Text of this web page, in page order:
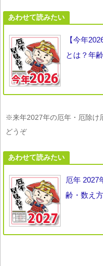
あわせて読みたい
【今年
とは？年
※来年2027年の厄年・厄除け
どうぞ
あわせて読みたい
厄年 2027
齢・数え